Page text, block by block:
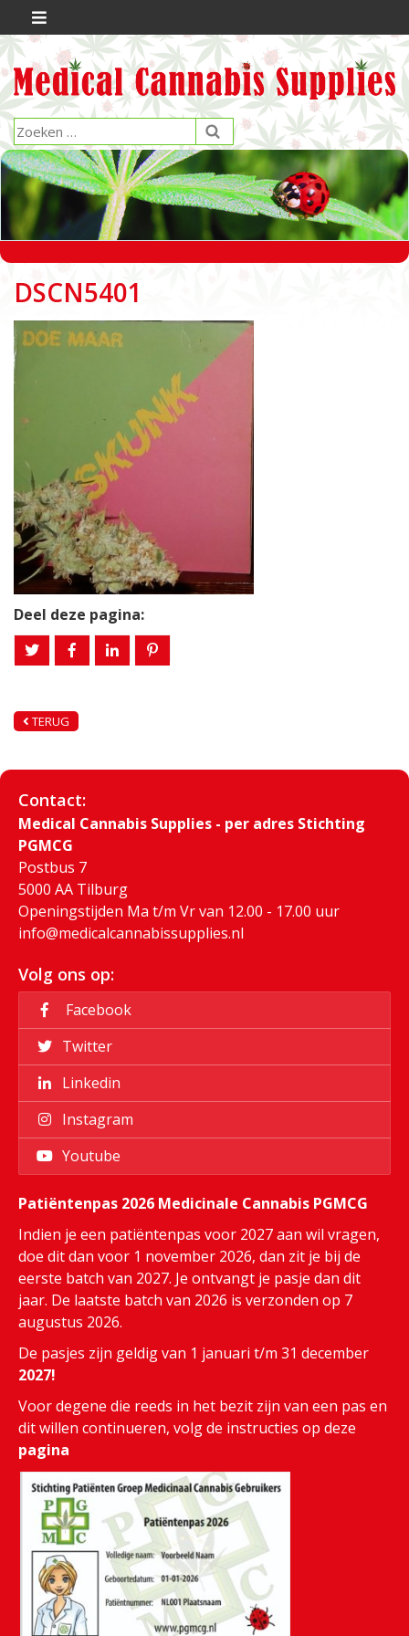
DSCN5401
Deel deze pagina:
TERUG
Contact:
Medical Cannabis Supplies - per adres Stichting
PGMCG
Postbus 7
5000 AA Tilburg
Openingstijden Ma t/m Vr van 12.00 - 17.00 uur
info@medicalcannabissupplies.nl
Volg ons op:
Facebook
Twitter
Linkedin
Instagram
Youtube
Patiëntenpas 2026 Medicinale Cannabis PGMCG
Indien je een patiëntenpas voor 2027 aan wil vragen,
doe dit dan voor 1 november 2026, dan zit je bij de
eerste batch van 2027. Je ontvangt je pasje dan dit
jaar. De laatste batch van 2026 is verzonden op 7
augustus 2026.
De pasjes zijn geldig van 1 januari t/m 31 december
2027!
Voor degene die reeds in het bezit zijn van een pas en
dit willen continueren, volg de instructies op deze
pagina